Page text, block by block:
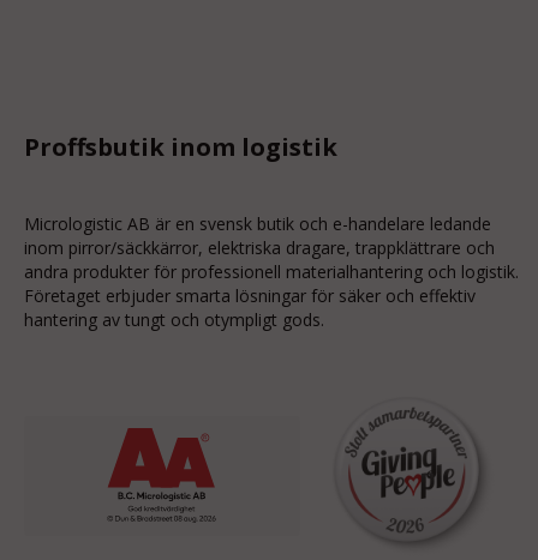
Proffsbutik inom logistik
Micrologistic AB är en svensk butik och e-handelare ledande
inom pirror/säckkärror, elektriska dragare, trappklättrare och
andra produkter för professionell materialhantering och logistik.
Företaget erbjuder smarta lösningar för säker och effektiv
hantering av tungt och otympligt gods.